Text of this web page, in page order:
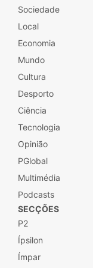
Sociedade
Local
Economia
Mundo
Cultura
Desporto
Ciência
Tecnologia
Opinião
PGlobal
Multimédia
Podcasts
SECÇÕES
P2
Ípsilon
Ímpar